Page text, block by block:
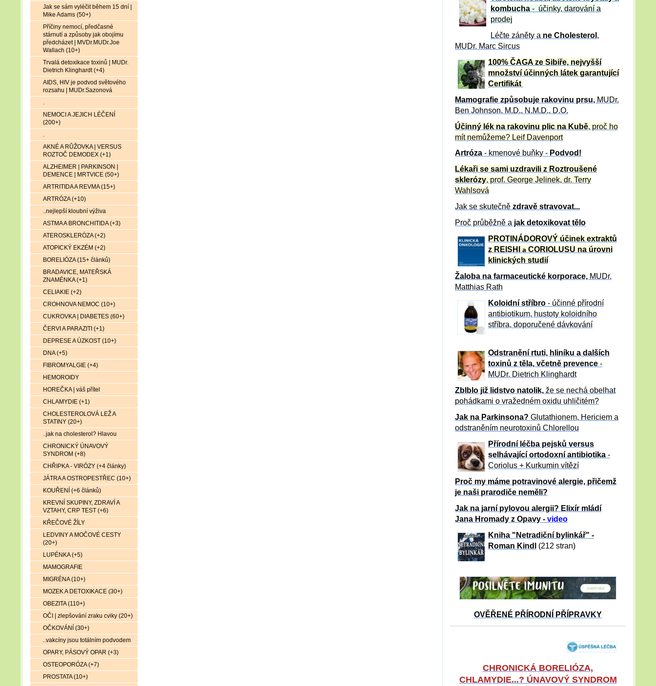
kombucha - účinky, darování a
prodej
Léčte záněty a ne Cholesterol ,
MUDr. Marc Sircus
100% ČAGA ze Sibiře, nejvyšší
množství účinných látek garantující
Certifikát
Mamografie způsobuje rakovinu prsu, MUDr.
Ben Johnson, M.D., N.M.D., D.O.
Účinný lék na rakovinu plic na Kubě, proč ho
mít nemůžeme? Leif Davenport
Artróza - kmenové buňky - Podvod!
Lékaři se sami uzdravili z Roztroušené
sklerózy, prof. George Jelinek, dr. Terry
Wahlsová
Jak se skutečně zdravě stravovat...
Proč průběžně a jak detoxikovat tělo
PROTINÁDOROVÝ účinek extraktů
z REISHI a CORIOLUSU na úrovni
klinických studií
Žaloba na farmaceutické korporace, MUDr.
Matthias Rath
Koloidní stříbro- účinné přírodní
antibiotikum, hustoty koloidního
stříbra, doporučené dávkování
Odstranění rtuti, hliníku a dalších
toxinů z těla, včetně prevence -
MUDr. Dietrich Klinghardt
Zblblo již lidstvo natolik, že se nechá obelhat
pohádkami o vražedném oxidu uhličitém?
Jak na Parkinsona? Glutathionem, Hericiem a
odstraněním neurotoxinů Chlorellou
Přírodní léčba pejsků versus
selhávající ortodoxní antibiotika -
Coriolus + Kurkumin vítězí
Proč my máme potravinové alergie, přičemž
je naši prarodiče neměli?
Jak na jarní pylovou alergii? Elixír mládí
Jana Hromady z Opavy - video
Kniha "Netradiční bylinkář" -
Roman Kindl
(212 stran)
OVĚŘENÉ PŘÍRODNÍ PŘÍPRAVKY
CHRONICKÁ BORELIÓZA,
CHLAMYDIE...? ÚNAVOVÝ SYNDROM
Jak se sám vyléčit během 15 dní |
Mike Adams (50+)
Příčiny nemocí, předčasné
stárnutí a způsoby jak obojímu
předcházet | MVDr.MUDr.Joe
Wallach (10+)
Trvalá detoxikace toxinů | MUDr.
Dietrich Klinghardt (+4)
AIDS, HIV je podvod světového
rozsahu | MUDr.Sazonová
.
NEMOCI A JEJICH LÉČENÍ
(200+)
.
AKNÉ A RŮŽOVKA | VERSUS
ROZTOČ DEMODEX (+1)
ALZHEIMER | PARKINSON |
DEMENCE | MRTVICE (50+)
ARTRITIDA A REVMA (15+)
ARTRÓZA (+10)
..nejlepší kloubní výživa
ASTMA A BRONCHITIDA (+3)
ATEROSKLERÓZA (+2)
ATOPICKÝ EKZÉM (+2)
BORELIÓZA (15+ článků)
BRADAVICE, MATEŘSKÁ
ZNAMÉNKA (+1)
CELIAKIE (+2)
CROHNOVA NEMOC (10+)
CUKROVKA | DIABETES (60+)
ČERVI A PARAZITI (+1)
DEPRESE A ÚZKOST (10+)
DNA (+5)
FIBROMYALGIE (+4)
HEMOROIDY
HOREČKA | váš přítel
CHLAMYDIE (+1)
CHOLESTEROLOVÁ LEŽ A
STATINY (20+)
..jak na cholesterol? Hlavou
CHRONICKÝ ÚNAVOVÝ
SYNDROM (+8)
CHŘIPKA - VIRÓZY (+4 články)
JÁTRA A OSTROPESTŘEC (10+)
KOUŘENÍ (+6 článků)
KREVNÍ SKUPINY, ZDRAVÍ A
VZTAHY, CRP TEST (+6)
KŘEČOVÉ ŽÍLY
LEDVINY A MOČOVÉ CESTY
(20+)
LUPÉNKA (+5)
MAMOGRAFIE
MIGRÉNA (10+)
MOZEK A DETOXIKACE (30+)
OBEZITA (110+)
OČI | zlepšování zraku cviky (20+)
OČKOVÁNÍ (30+)
..vakcíny jsou totálním podvodem
OPARY, PÁSOVÝ OPAR (+3)
OSTEOPORÓZA (+7)
PROSTATA (10+)